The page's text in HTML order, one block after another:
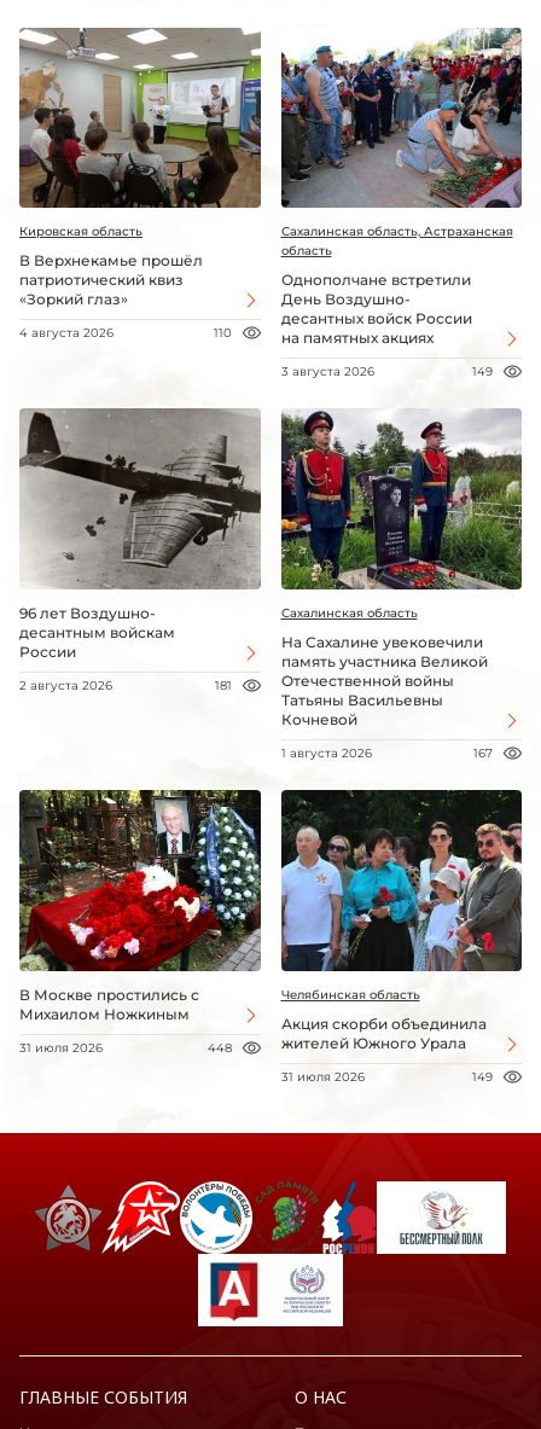
Кировская область
В Верхнекамье прошёл
патриотический квиз
«Зоркий глаз»
4 августа 2026 110
Сахалинская область, Астраханская
область
Однополчане встретили
День Воздушно-
десантных войск России
на памятных акциях
3 августа 2026 149
96 лет Воздушно-
десантным войскам
России
2 августа 2026 181
Сахалинская область
На Сахалине увековечили
память участника Великой
Отечественной войны
Татьяны Васильевны
Кочневой
1 августа 2026 167
В Москве простились с
Михаилом Ножкиным
31 июля 2026 448
Челябинская область
Акция скорби объединила
жителей Южного Урала
31 июля 2026 149
ГЛАВНЫЕ СОБЫТИЯ О НАС